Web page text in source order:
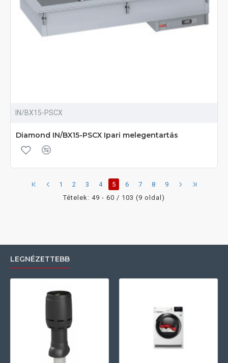
IN/BX15-PSCX
Diamond IN/BX15-PSCX Ipari melegentartás
1 2 3 4 5 6 7 8
9
Tételek: 49 - 60 / 103 (9 oldal)
LEGNÉZETTEBB